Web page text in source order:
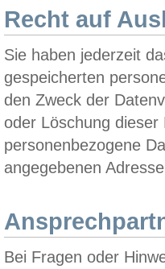
Recht auf
Sie haben jederzeit
gespeicherten
den Zweck der
oder Löschung
personenbezogene
angegebenen
Bei Fragen oder